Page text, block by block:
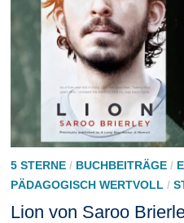
5 STERNE/ BUCHBEITRÄGE/
PÄDAGOGISCH WERTVOLL /
Lion von Saroo